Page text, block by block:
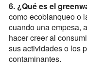
6. ¿Qué es el
como ecoblanqueo o
cuando una empesa,
hacer creer al
sus actividades o los
contaminantes.